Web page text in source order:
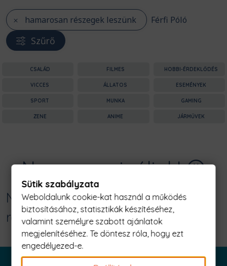
hamarosan részegek leszünk Férfi Póló
Szűrő
CSALÁD FILMES HOBBI-ÉRDEKLŐDÉS
VICCES ÁLLATOS ESEMÉNYEK
SPORT MUNKA GAMING
ZENE ANIME JÁRMŰVEK
Nagyon sajnáljuk! 😥
Nincs találat erre: "hamarosan
részegek leszünk Férfi Póló"
Sütik szabályzata
Weboldalunk cookie-kat használ a működés
biztosításához, statisztikák készítéséhez,
valamint személyre szabott ajánlatok
megjelenítéséhez. Te döntesz róla, hogy ezt
engedélyezed-e.